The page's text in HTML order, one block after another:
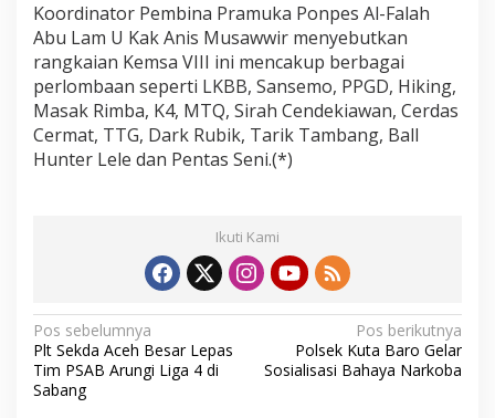
Koordinator Pembina Pramuka Ponpes Al-Falah
Abu Lam U Kak Anis Musawwir menyebutkan
rangkaian Kemsa VIII ini mencakup berbagai
perlombaan seperti LKBB, Sansemo, PPGD, Hiking,
Masak Rimba, K4, MTQ, Sirah Cendekiawan, Cerdas
Cermat, TTG, Dark Rubik, Tarik Tambang, Ball
Hunter Lele dan Pentas Seni.(*)
Ikuti Kami
N
a
v
Pos sebelumnya
Plt Sekda Aceh Besar Lepas
Tim PSAB Arungi Liga 4 di
Sabang
Pos berikutnya
Polsek Kuta Baro Gelar
Sosialisasi Bahaya Narkoba